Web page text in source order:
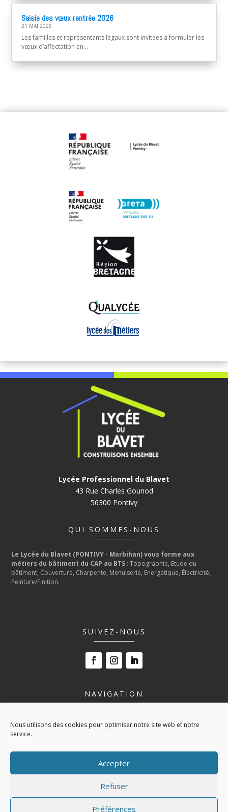
Nous utilisons des cookies pour optimiser notre site web et notre
service.
Accepter
Refuser
Préférences
Saisie des vœux rentrée 2026
21 MAI 2026
Les familles et représentants légaux sont invitées à formuler les
vœux d’affectation en...
Lycée Professionnel du Blavet
43 Rue Charles Gounod
56300 Pontivy
QUI SOMMES-NOUS
Le Lycée du Blavet (PONTIVY - Morbihan) vous forme aux
métiers du bâtiment du CAP au BTS : Topographie, Etude du
bâtiment, Couverture, Charpente, Menuiserie, Energétique, Électricité,
Peinture/Finition.
SUIVEZ-NOUS
NAVIGATION
NOS FORMATIONS
ACTUALITÉS
POLITIQUE DE COOKIES (UE)